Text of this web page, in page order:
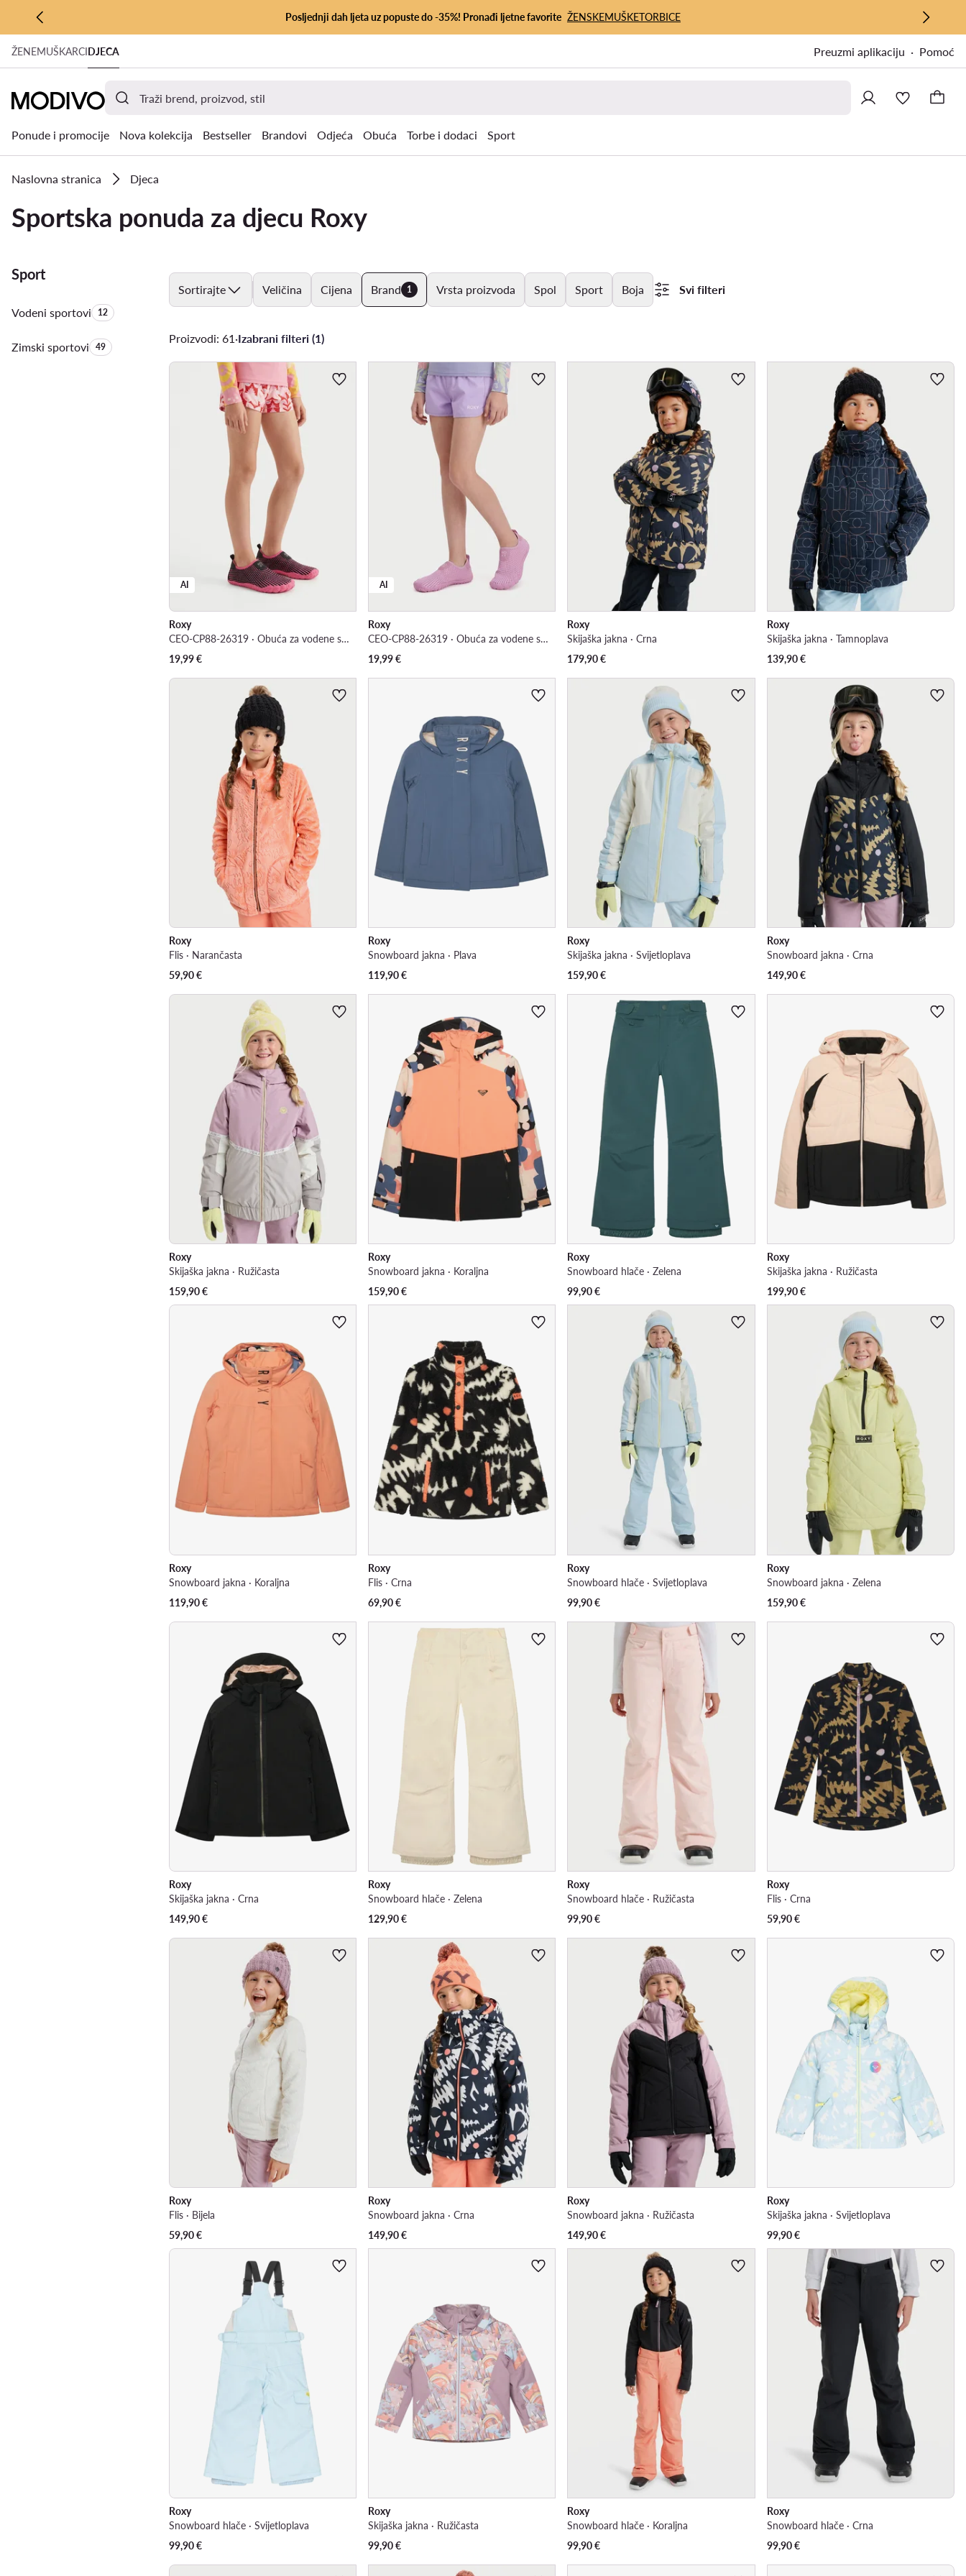
PRIJEĐI NA GLAVNI SADRŽAJ
PRIJEĐI NA PRETRAŽIVANJE
Posljednji dah ljeta uz popuste do -35%! Pronađi ljetne favorite ŽENSKEMUŠKETORBICE
ŽENEMUŠKARCIDJECA Preuzmi aplikaciju Pomoć
Ponude i promocije Nova kolekcija Bestseller Brandovi Odjeća Obuća Torbe i dodaci Sport
Naslovna stranica Djeca
Sportska ponuda za djecu Roxy
Sport
Vodeni sportoviKoličina proizvoda:
12
Zimski sportoviKoličina proizvoda:
49
Sortirajte Veličina Cijena Brand 1 Vrsta proizvoda Spol Sport Boja Svi filteri
Proizvodi: 61 ·Izabrani filteri (1)
AI
Roxy
CEO-CP88-26319 · Obuća za vodene sportove
19,99€
AI
Roxy
CEO-CP88-26319 · Obuća za vodene sportove
19,99€
Roxy
Skijaška jakna · Crna
179,90€
Roxy
Skijaška jakna · Tamnoplava
139,90€
Roxy
Flis · Narančasta
59,90€
Roxy
Snowboard jakna · Plava
119,90€
Roxy
Skijaška jakna · Svijetloplava
159,90€
Roxy
Snowboard jakna · Crna
149,90€
Roxy
Skijaška jakna · Ružičasta
159,90€
Roxy
Snowboard jakna · Koraljna
159,90€
Roxy
Snowboard hlače · Zelena
99,90€
Roxy
Skijaška jakna · Ružičasta
199,90€
Roxy
Snowboard jakna · Koraljna
119,90€
Roxy
Flis · Crna
69,90€
Roxy
Snowboard hlače · Svijetloplava
99,90€
Roxy
Snowboard jakna · Zelena
159,90€
Roxy
Skijaška jakna · Crna
149,90€
Roxy
Snowboard hlače · Zelena
129,90€
Roxy
Snowboard hlače · Ružičasta
99,90€
Roxy
Flis · Crna
59,90€
Roxy
Flis · Bijela
59,90€
Roxy
Snowboard jakna · Crna
149,90€
Roxy
Snowboard jakna · Ružičasta
149,90€
Roxy
Skijaška jakna · Svijetloplava
99,90€
Roxy
Snowboard hlače · Svijetloplava
99,90€
Roxy
Skijaška jakna · Ružičasta
99,90€
Roxy
Snowboard hlače · Koraljna
99,90€
Roxy
Snowboard hlače · Crna
99,90€